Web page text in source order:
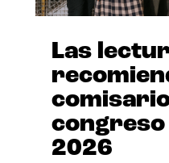
Las
congreso
2026